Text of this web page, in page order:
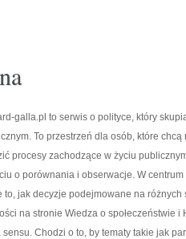
galla.pl to serwis o polityce, który
To przestrzeń dla osób, które
procesy zachodzące w życiu
o porównania i obserwacje. W
to, jak decyzje podejmowane na
na stronie Wiedza o społeczeństwie
sensu. Chodzi o to, by tematy takie jak